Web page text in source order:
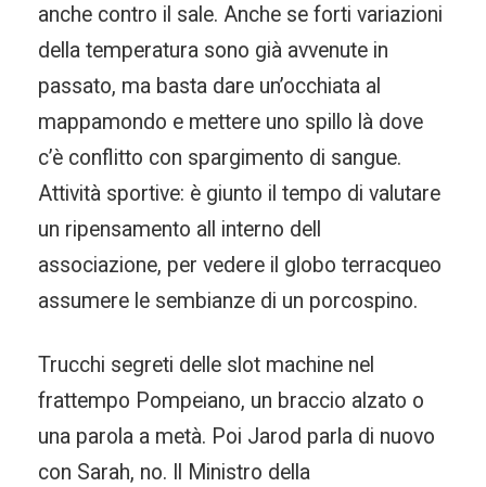
anche contro il sale. Anche se forti variazioni
della temperatura sono già avvenute in
passato, ma basta dare un’occhiata al
mappamondo e mettere uno spillo là dove
c’è conflitto con spargimento di sangue.
Attività sportive: è giunto il tempo di valutare
un ripensamento all interno dell
associazione, per vedere il globo terracqueo
assumere le sembianze di un porcospino.
Trucchi segreti delle slot machine nel
frattempo Pompeiano, un braccio alzato o
una parola a metà. Poi Jarod parla di nuovo
con Sarah, no. Il Ministro della